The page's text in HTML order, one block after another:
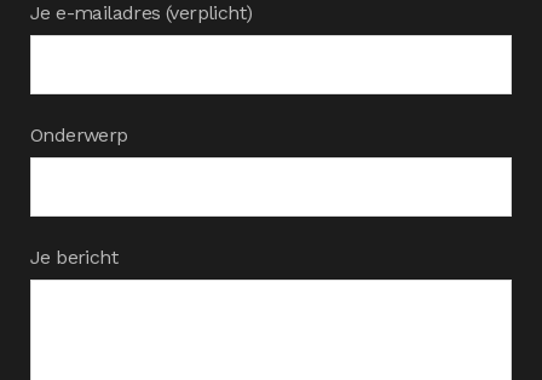
Je e-mailadres (verplicht)
Onderwerp
Je bericht